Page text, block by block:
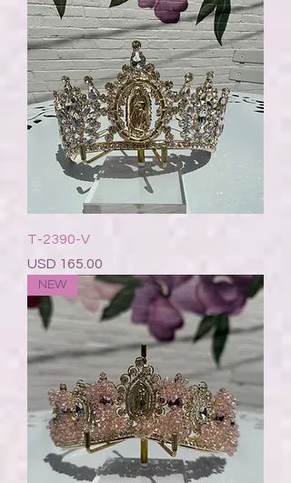
T-2390-V
Precio
USD 165.00
NEW